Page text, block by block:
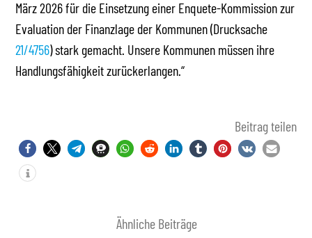
März 2026 für die Einsetzung einer Enquete-Kommission zur
Evaluation der Finanzlage der Kommunen (Drucksache
21/4756) stark gemacht. Unsere Kommunen müssen ihre
Handlungsfähigkeit zurückerlangen.“
Beitrag teilen
Ähnliche Beiträge